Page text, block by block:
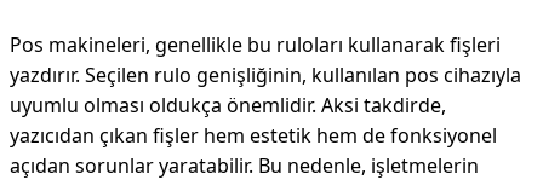
Pos makineleri, genellikle bu ruloları kullanarak fişleri
yazdırır. Seçilen rulo genişliğinin, kullanılan pos cihazıyla
uyumlu olması oldukça önemlidir. Aksi takdirde,
yazıcıdan çıkan fişler hem estetik hem de fonksiyonel
açıdan sorunlar yaratabilir. Bu nedenle, işletmelerin